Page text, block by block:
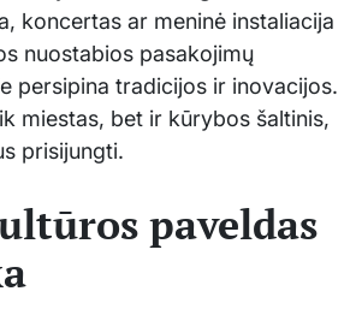
koncertas ar meninė instaliacija
nuostabios pasakojimų
persipina tradicijos ir inovacijos.
miestas, bet ir kūrybos šaltinis,
prisijungti.
paveldas